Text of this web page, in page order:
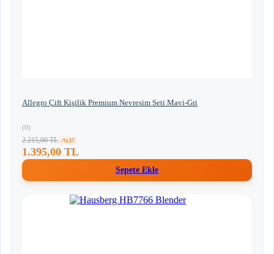
Allegro Çift Kişilik Premium Nevresim Seti Mavi-Gri
(0)
2.215,00 TL -%37
1.395,00 TL
Sepete Ekle